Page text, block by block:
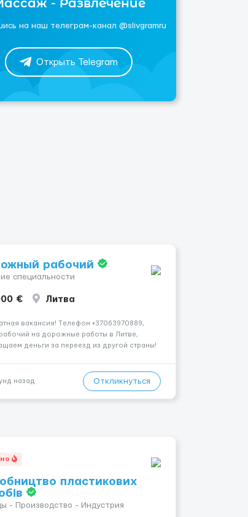
- Развлечение
на наш телеграм-канал @slivgramru
Открыть Telegram
рабочий
специальности
€ Литва
вакансия! Tелефон +37063970889,
на дорожные работы в Литве,
деньги за переезд из другой страны!
ОПЛАТА ТРУДА: - ставка 9 евро/час днем...
назад Откликнуться
пластикових
- Производство - Индустрия